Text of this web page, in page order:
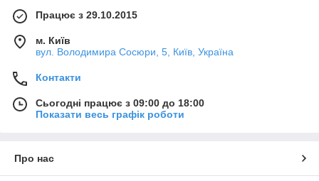
Працює з 29.10.2015
м. Київ
вул. Володимира Сосюри, 5, Київ, Україна
Контакти
Сьогодні працює з 09:00 до 18:00
Показати весь графік роботи
Про нас